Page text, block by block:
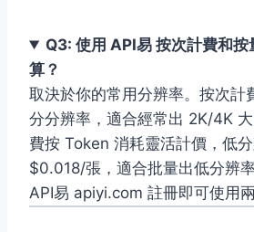
Q3: 使用 API易 按次計費和按
算？
取決於你的常用分辨率。按次
分分辨率，適合經常出 2K/4K
費按 Token 消耗靈活計價，低
$0.018/張，適合批量出低分辨
API易 apiyi.com 註冊即可使用兩